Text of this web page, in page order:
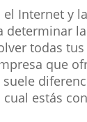
el Internet y
todas
que
estás